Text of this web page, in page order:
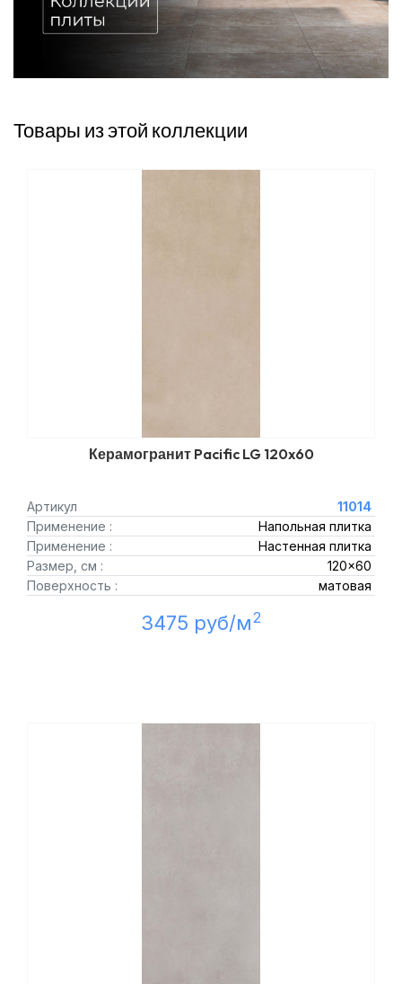
Товары из этой коллекции
Керамогранит Pacific LG 120x60
Артикул
11014
Применение :
Напольная плитка
Применение :
Настенная плитка
Размер, см :
120x60
Поверхность :
матовая
3475 руб/м2